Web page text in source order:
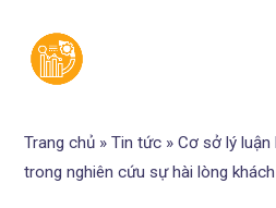
Trang chủ »Tin tức »Cơ sở lý luận
trong nghiên cứu sự hài lòng